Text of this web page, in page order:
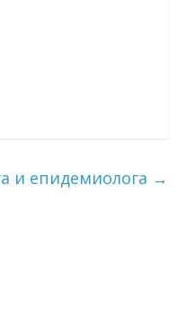
и епидемиолога →